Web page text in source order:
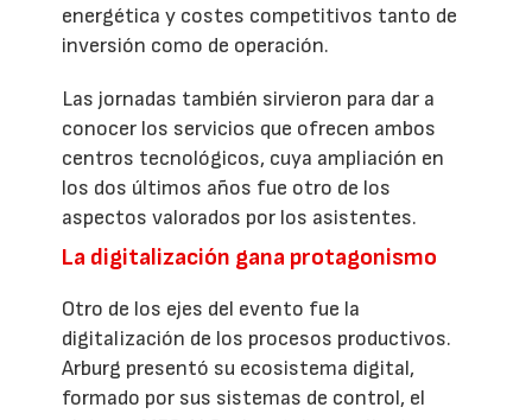
energética y costes competitivos tanto de
inversión como de operación.
Las jornadas también sirvieron para dar a
conocer los servicios que ofrecen ambos
centros tecnológicos, cuya ampliación en
los dos últimos años fue otro de los
aspectos valorados por los asistentes.
La digitalización gana protagonismo
Otro de los ejes del evento fue la
digitalización de los procesos productivos.
Arburg presentó su ecosistema digital,
formado por sus sistemas de control, el